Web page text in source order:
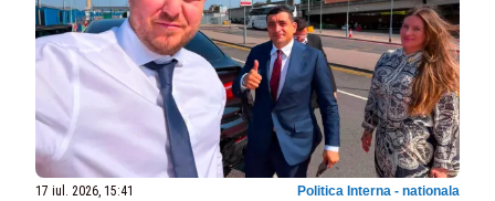
17 iul. 2026, 15:41 Politica Interna - nationala